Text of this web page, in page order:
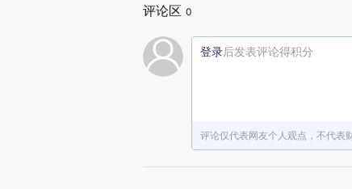
评论区 0
登录后发表评论得积分
评论仅代表网友个人观点，不代表